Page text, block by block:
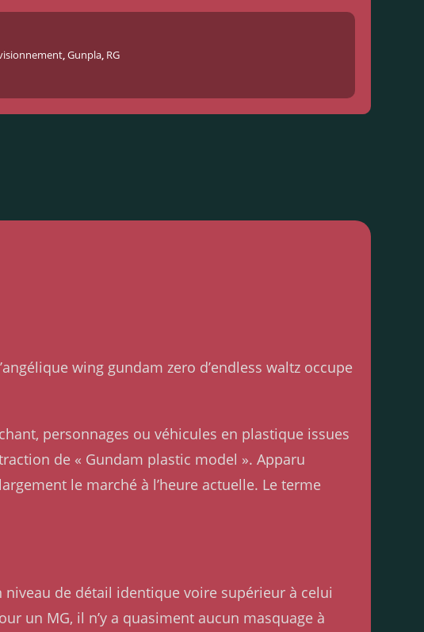
, Gunpla, RG
wing gundam zero d’endless waltz occupe
personnages ou véhicules en plastique issues
de « Gundam plastic model ». Apparu
le marché à l’heure actuelle. Le terme
niveau de détail identique voire supérieur à celui
un MG, il n’y a quasiment aucun masquage à